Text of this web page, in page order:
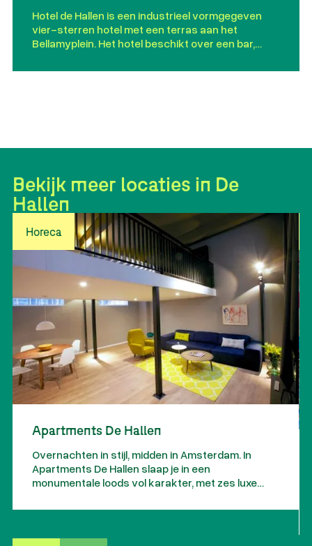
Hotel de Hallen is een industrieel vormgegeven
vier-sterren hotel met een terras aan het
Bellamyplein. Het hotel beschikt over een bar,
Bekijk meer locaties in De
Hallen
Horeca
Apartments De Hallen
Overnachten in stijl, midden in Amsterdam. In
Apartments De Hallen slaap je in een
monumentale loods vol karakter, met zes luxe